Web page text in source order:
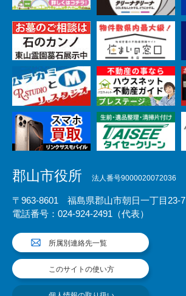
郡山市役所 法人番号9000020072036
〒963-8601 福島県郡山市朝日一丁目23-7
電話番号：024-924-2491（代表）
所属別連絡先一覧
このサイトの使い方